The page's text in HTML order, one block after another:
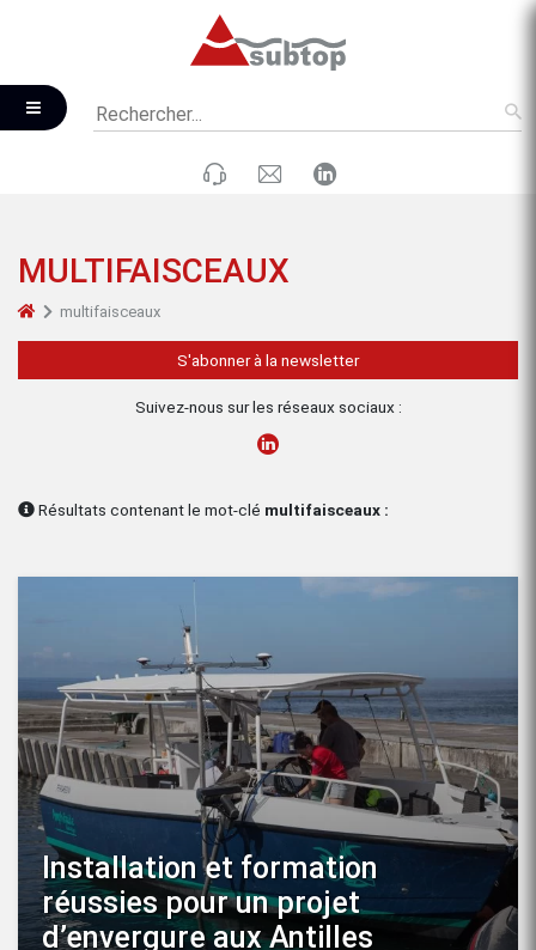
MULTIFAISCEAUX
multifaisceaux
S'abonner à la newsletter
Suivez-nous sur les réseaux sociaux :
Résultats contenant le mot-clé multifaisceaux :
Installation et formation
réussies pour un projet
d’envergure aux Antilles